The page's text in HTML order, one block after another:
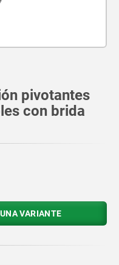
pivotantes
con brida
VARIANTE